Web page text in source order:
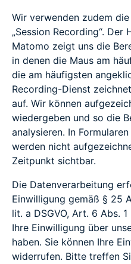
Wir verwenden zudem
„Session Recording“.
Matomo zeigt uns die
in denen die Maus am
die am häufigsten
Recording-Dienst
auf. Wir können
wiedergeben und so die
analysieren. In
werden nicht
Zeitpunkt sichtbar.
Die Datenverarbeitung
Einwilligung gemäß § 25
lit. a DSGVO, Art. 6 Abs.
Ihre Einwilligung über
haben. Sie können Ihre
widerrufen. Bitte treffen